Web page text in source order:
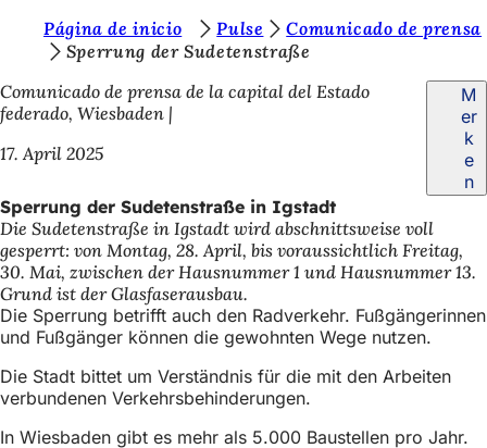
Inhalt anspringen
e
b
e
f
i
n
d
e
n
s
i
Página de inicio Pulse
Comunicado de prensa
Sperrung der Sudetenstraße
Comunicado de prensa de la capital del Estado
federado, Wiesbaden
17. April 2025
M
er
k
e
n
Sperrung der Sudetenstraße in Igstadt
Die Sudetenstraße in Igstadt wird abschnittsweise voll
gesperrt: von Montag, 28. April, bis voraussichtlich Freitag,
30. Mai, zwischen der Hausnummer 1 und Hausnummer 13.
Grund ist der Glasfaserausbau.
Die Sperrung betrifft auch den Radverkehr. Fußgängerinnen
und Fußgänger können die gewohnten Wege nutzen.
Die Stadt bittet um Verständnis für die mit den Arbeiten
verbundenen Verkehrsbehinderungen.
In Wiesbaden gibt es mehr als 5.000 Baustellen pro Jahr.